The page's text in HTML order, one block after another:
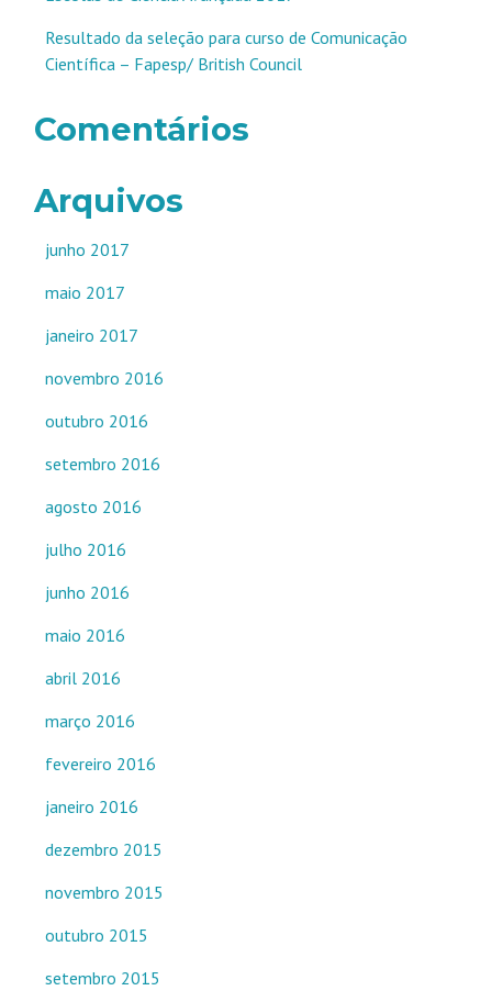
Resultado da seleção para curso de Comunicação
Científica – Fapesp/ British Council
Comentários
Arquivos
junho 2017
maio 2017
janeiro 2017
novembro 2016
outubro 2016
setembro 2016
agosto 2016
julho 2016
junho 2016
maio 2016
abril 2016
março 2016
fevereiro 2016
janeiro 2016
dezembro 2015
novembro 2015
outubro 2015
setembro 2015